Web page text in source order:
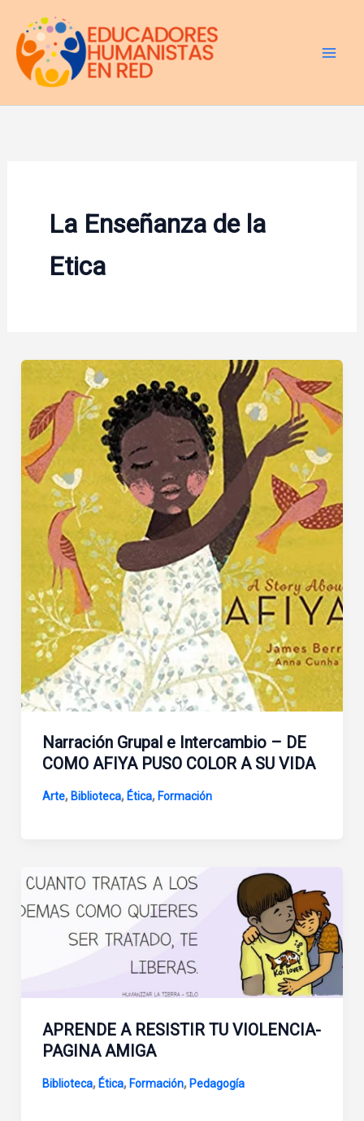
contenido
La Enseñanza de la
Etica
Narración Grupal e Intercambio – DE
COMO AFIYA PUSO COLOR A SU VIDA
Arte, Biblioteca, Ética, Formación
APRENDE A RESISTIR TU VIOLENCIA-
PAGINA AMIGA
Biblioteca,Ética,Formación,Pedagogía